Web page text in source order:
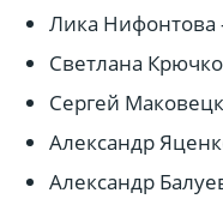
Лика
Светлана
Сергей
Александр
Александр